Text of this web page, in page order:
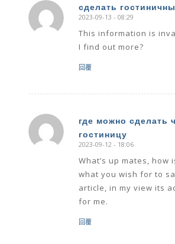
сделать
says:
2023-09-13 - 08:29
This information is
I find out more?
回覆
где можно сделать
гостиницу
says:
2023-09-12 - 18:06
What’s up mates, how
what you wish for to
article, in my view its
for me.
回覆